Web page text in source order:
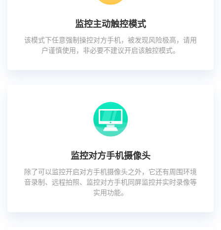
监控主动触控模式
该模式下任意强制操控对方手机，被发现风险极高，请用
户谨慎使用，非必要不建议开启该触控模式。
监控对方手机摄像头
除了可以监控开启对方手机摄像头之外，它还有周围环境
音录制、远程拍照、监控对方手机同屏监控并实时录像等
实用功能。